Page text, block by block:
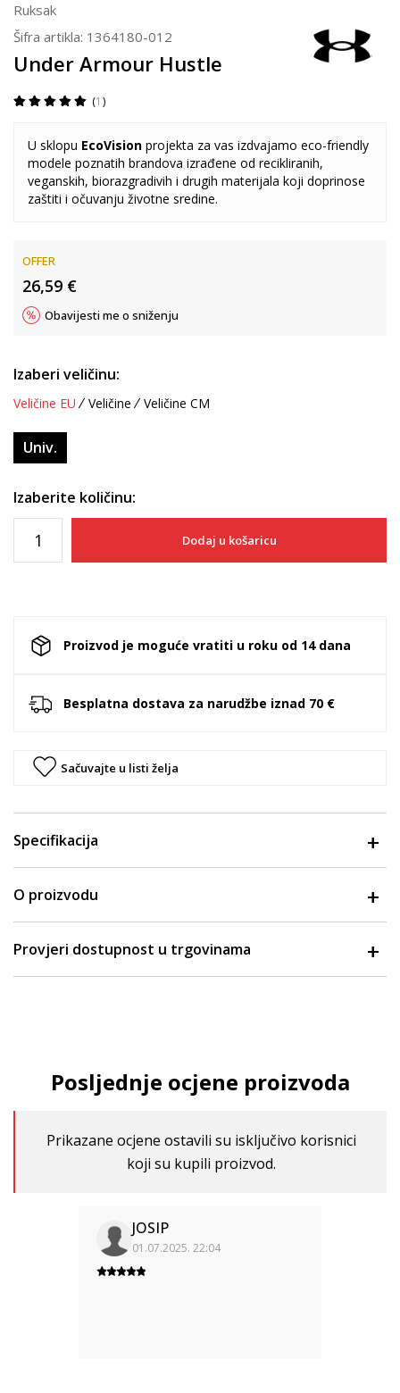
Ruksak
Šifra artikla: 1364180-012
Under Armour Hustle
1
U sklopu EcoVision projekta za vas izdvajamo eco-friendly
modele poznatih brandova izrađene od recikliranih,
veganskih, biorazgradivih i drugih materijala koji doprinose
zaštiti i očuvanju životne sredine.
OFFER
26,59 €
Obavijesti me o sniženju
Izaberi veličinu:
Veličine EU Veličine Veličine CM
Univ.
Izaberite količinu:
Dodaj u košaricu
Proizvod je moguće vratiti u roku od 14 dana
Besplatna dostava za narudžbe iznad 70 €
Sačuvajte u listi želja
Specifikacija
O proizvodu
Provjeri dostupnost u trgovinama
Posljednje ocjene proizvoda
Prikazane ocjene ostavili su isključivo korisnici
koji su kupili proizvod.
JOSIP
01.07.2025. 22:04